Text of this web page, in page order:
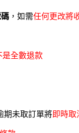
，如需任何更改將
是全數退款
期未取訂單將即時取